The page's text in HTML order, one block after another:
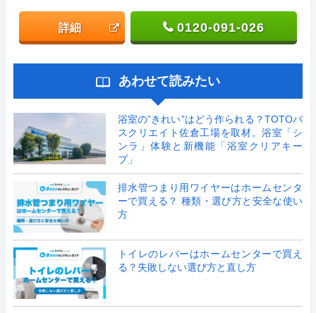
詳細 0120-091-026
あわせて読みたい
浴室の”きれい”はどう作られる？TOTOバ
スクリエイト佐倉工場を取材。浴室「シ
ンラ」体験と新機能「浴室クリアキー
プ」
排水管つまり用ワイヤーはホームセンタ
ーで買える？ 種類・選び方と安全な使い
方
トイレのレバーはホームセンターで買え
る？失敗しない選び方と直し方